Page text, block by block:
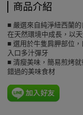
商品介紹
■ 嚴選來自純淨紐西蘭
在天然環境中成長，以
■ 選用於牛隻肩胛部位
入口多汁彈牙
■ 清瘦美味，簡易煎烤
錯過的美味食材